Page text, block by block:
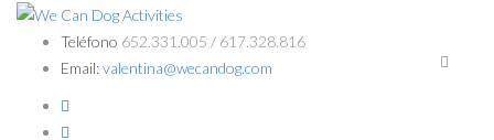
Teléfono 652.331.005 / 617.328.816
Email:valentina@wecandog.com